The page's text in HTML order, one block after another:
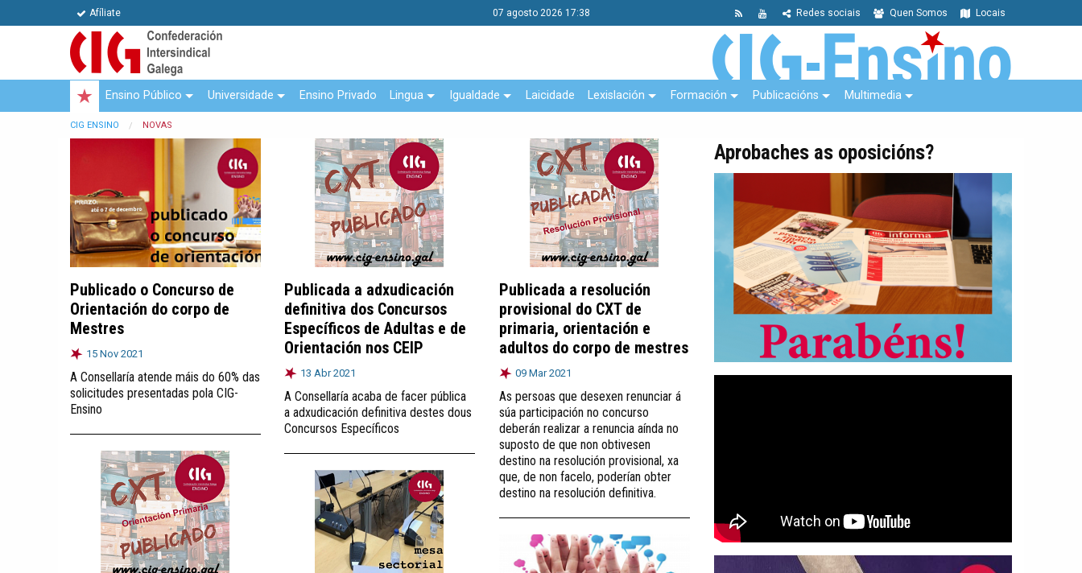
Afíliate 07 agosto 2026 17:38 Locais
Quen Somos
Redes sociais
Ensino Público Universidade Ensino Privado Lingua Igualdade Laicidade Lexislación Formación Publicacións Multimedia
CIG ENSINO NOVAS
Publicado o Concurso de
Orientación do corpo de
Mestres
15 Nov 2021
A Consellaría atende máis do 60% das
solicitudes presentadas pola CIG-
Ensino
Publicada a adxudicación
definitiva dos Concursos
Específicos de Adultas e de
Orientación nos CEIP
13 Abr 2021
A Consellaría acaba de facer pública
a adxudicación definitiva destes dous
Concursos Específicos
Publicada a resolución
provisional do CXT de
primaria, orientación e
adultos do corpo de mestres
09 Mar 2021
As persoas que desexen renunciar á
súa participación no concurso
deberán realizar a renuncia aínda no
suposto de que non obtivesen
destino na resolución provisional, xa
que, de non facelo, poderían obter
destino na resolución definitiva.
Aprobaches as oposicións?